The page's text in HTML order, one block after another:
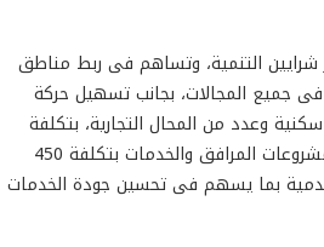
طرق، بتكلفة 5.4 مليار جنيه، حيث تعتبر شرايين التنمية، وتساهم فى ربط مناطق
فى جميع المجالات، بجانب تسهيل حركة
وتقليل زمن الرحلات، وخفض استهلاك الوقود، بجانب تنفيذ 2096 وحدة سكنية وعدد من المحال التجارية، بتكلفة
628 مليون جنيه، لتوفير المسكن الملائم لأهالي المحافظة، إضافة إلى تنفيذ عدد من مشروعات المرافق والخدمات بتكلفة 450
الخدمية بما يسهم فى تحسين جودة الخدمات